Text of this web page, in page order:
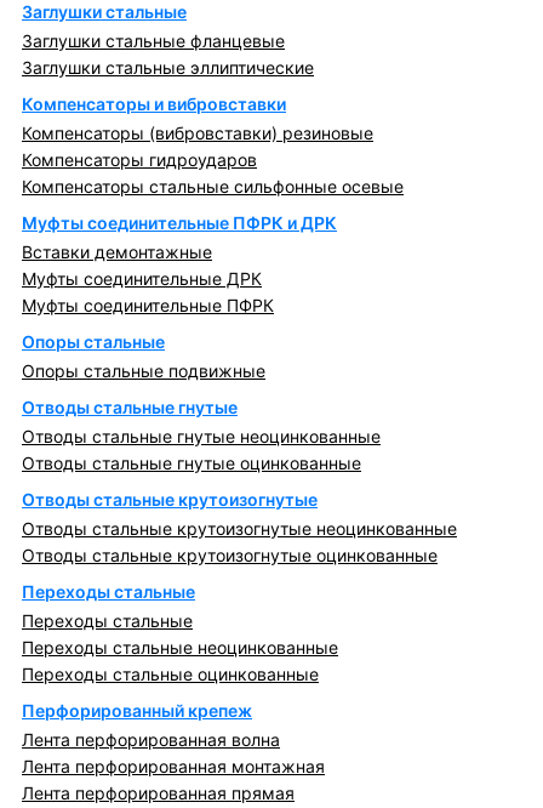
Заглушки стальные
Заглушки стальные фланцевые
Заглушки стальные эллиптические
Компенсаторы и вибровставки
Компенсаторы (вибровставки) резиновые
Компенсаторы гидроударов
Компенсаторы стальные сильфонные осевые
Муфты соединительные ПФРК и ДРК
Вставки демонтажные
Муфты соединительные ДРК
Муфты соединительные ПФРК
Опоры стальные
Опоры стальные подвижные
Отводы стальные гнутые
Отводы стальные гнутые неоцинкованные
Отводы стальные гнутые оцинкованные
Отводы стальные крутоизогнутые
Отводы стальные крутоизогнутые неоцинкованные
Отводы стальные крутоизогнутые оцинкованные
Переходы стальные
Переходы стальные
Переходы стальные неоцинкованные
Переходы стальные оцинкованные
Перфорированный крепеж
Лента перфорированная волна
Лента перфорированная монтажная
Лента перфорированная прямая